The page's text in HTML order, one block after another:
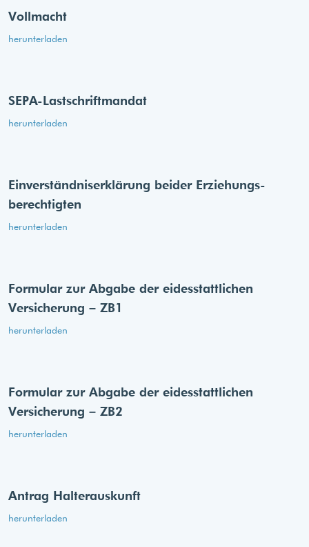
Vollmacht
herunterladen
SEPA-Lastschriftmandat
herunterladen
Einverständnis­erklärung beider Erziehungs­
berechtigten
herunterladen
Formular zur Abgabe der eides­stattlichen
Versicherung – ZB1
herunterladen
Formular zur Abgabe der eides­stattlichen
Versicherung – ZB2
herunterladen
Antrag Halterauskunft
herunterladen